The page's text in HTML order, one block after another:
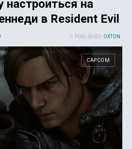
настроиться на
в Resident Evil
PUBLISHED: OXTON
CAPCOM